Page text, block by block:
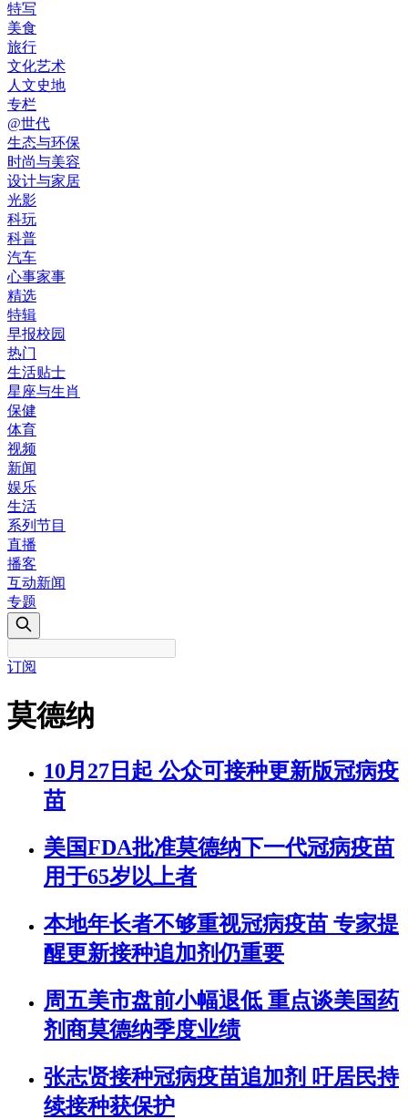
特写
美食
旅行
文化艺术
人文史地
专栏
@世代
生态与环保
时尚与美容
设计与家居
光影
科玩
科普
汽车
心事家事
精选
特辑
早报校园
热门
生活贴士
星座与生肖
保健
体育
视频
新闻
娱乐
生活
系列节目
直播
播客
互动新闻
专题
订阅
莫德纳
10月27日起 公众可接种更新版冠病疫
苗
美国FDA批准莫德纳下一代冠病疫苗
用于65岁以上者
本地年长者不够重视冠病疫苗 专家提
醒更新接种追加剂仍重要
周五美市盘前小幅退低 重点谈美国药
剂商莫德纳季度业绩
张志贤接种冠病疫苗追加剂 吁居民持
续接种获保护